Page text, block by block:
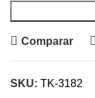
Comparar
SKU: TK-3182